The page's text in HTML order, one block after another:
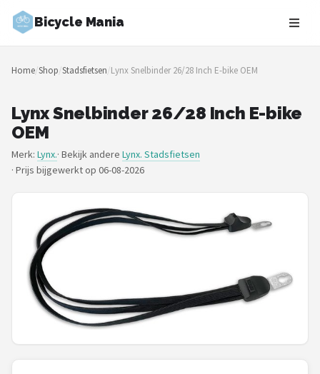
Bicycle Mania
Zoeken
NAVIGATIE
Merken
Blog
Fietsroutes
Kinderfietsen
Stadsfietsen
Elektrische fietsen
Mountainbikes
Home/Shop/Stadsfietsen/Lynx Snelbinder 26/28 Inch E-bike OEM
Lynx Snelbinder 26/28 Inch E-bike
OEM
Merk: Lynx.· Bekijk andere Lynx. Stadsfietsen
· Prijs bijgewerkt op 06-08-2026